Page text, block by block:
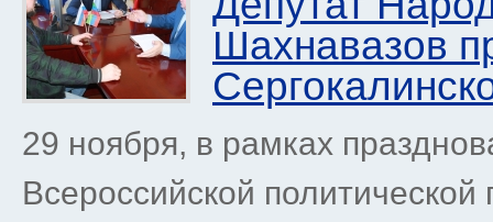
Шахнавазов
29 ноября, в рамках
Всероссийской